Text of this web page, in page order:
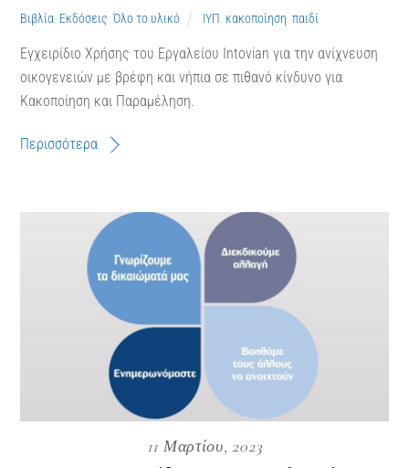
Βιβλία Εκδόσεις ,Όλο το υλικό ΙΥΠ κακοποίηση παιδί
Εγχειρίδιο Χρήσης του Εργαλείου Intovian για την ανίχνευση
οικογενειών με βρέφη και νήπια σε πιθανό κίνδυνο για
Κακοποίηση και Παραμέληση.
Περισσότερα
11 Μαρτίου, 2023